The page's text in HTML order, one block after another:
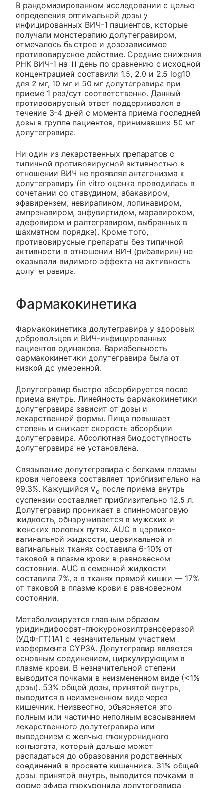
В рандомизированном исследовании с целью
определения оптимальной дозы у
инфицированных ВИЧ-1 пациентов, которые
получали монотерапию долутегравиром,
отмечалось быстрое и дозозависимое
противовирусное действие. Средние снижения
РНК ВИЧ-1 на 11 день по сравнению с исходной
концентрацией составили 1.5, 2.0 и 2.5 log10
для 2 мг, 10 мг и 50 мг долутегравира при
приеме 1 раз/сут соответственно. Данный
противовирусный ответ поддерживался в
течение 3-4 дней с момента приема последней
дозы в группе пациентов, принимавших 50 мг
долутегравира.
Ни один из лекарственных препаратов с
типичной противовирусной активностью в
отношении ВИЧ не проявлял антагонизма к
долутегравиру (in vitro оценка проводилась в
сочетании со ставудином, абакавиром,
эфавирензем, невирапином, лопинавиром,
ампренавиром, энфувиртидом, маравироком,
адефовиром и ралтегравиром, выбранных в
шахматном порядке). Кроме того,
противовирусные препараты без типичной
активности в отношении ВИЧ (рибавирин) не
оказывали видимого эффекта на активность
долутегравира.
Фармакокинетика
Фармакокинетика долутегравира у здоровых
добровольцев и ВИЧ-инфицированных
пациентов одинакова. Вариабельность
фармакокинетики долутегравира была от
низкой до умеренной.
Долутегравир быстро абсорбируется после
приема внутрь. Линейность фармакокинетики
долутегравира зависит от дозы и
лекарственной формы. Пища повышает
степень и снижает скорость абсорбции
долутегравира. Абсолютная биодоступность
долутегравира не установлена.
Связывание долутегравира с белками плазмы
крови человека составляет приблизительно на
99.3%. Кажущийся Vd после приема внутрь
суспензии составляет приблизительно 12.5 л.
Долутегравир проникает в спинномозговую
жидкость, обнаруживается в мужских и
женских половых путях. AUC в цервико-
вагинальной жидкости, цервикальной и
вагинальных тканях составила 6-10% от
таковой в плазме крови в равновесном
состоянии. AUC в семенной жидкости
составила 7%, а в тканях прямой кишки — 17%
от таковой в плазме крови в равновесном
состоянии.
Метаболизируется главным образом
уридиндифосфат-глюкуронозилтрансферазой
(УДФ-ГТ)1А1 с незначительным участием
изофермента CYP3A. Долутегравир является
основным соединением, циркулирующим в
плазме крови. В незначительной степени
выводится почками в неизмененном виде (<1%
дозы). 53% общей дозы, принятой внутрь,
выводится в неизмененном виде через
кишечник. Неизвестно, объясняется это
полным или частично неполным всасыванием
лекарственного долутегравира или
выведением с желчью глюкуронидного
конъюгата, который дальше может
распадаться до образования родственных
соединений в просвете кишечника. 31% общей
дозы, принятой внутрь, выводится почками в
форме эфира глюкуронида долутегравира